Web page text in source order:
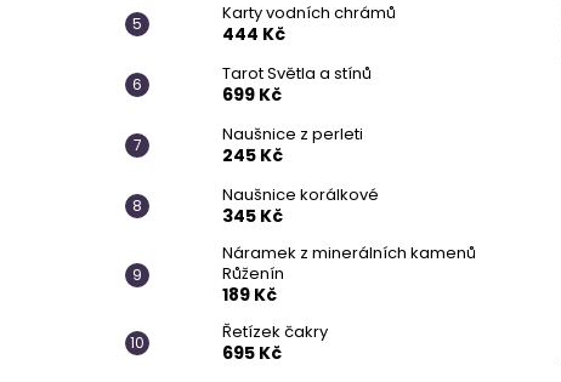
Karty vodních chrámů
444 Kč
Tarot Světla a stínů
699 Kč
Naušnice z perleti
245 Kč
Naušnice korálkové
345 Kč
Náramek z minerálních kamenů
Růženín
189 Kč
Řetízek čakry
695 Kč